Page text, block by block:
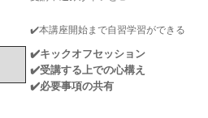
✔️本講座開始まで自習学習ができる
✔️キックオフセッション
✔️受講する上での心構え
✔️必要事項の共有